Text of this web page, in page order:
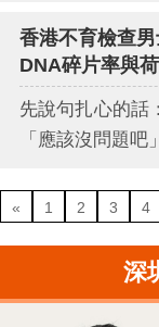
香港不育檢查
DNA碎片率與
先說句扎心的話
「應該沒問題
« 1 2 3 4
深